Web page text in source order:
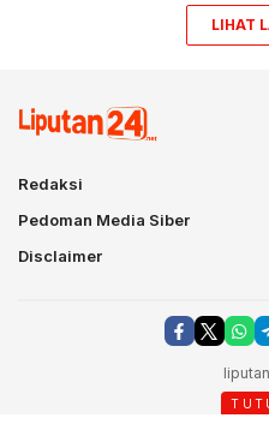
LIHAT
Redaksi
Pedoman Media Siber
Disclaimer